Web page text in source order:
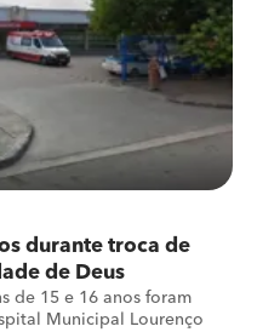
durante troca de
de Deus
de 15 e 16 anos foram
Municipal Lourenço